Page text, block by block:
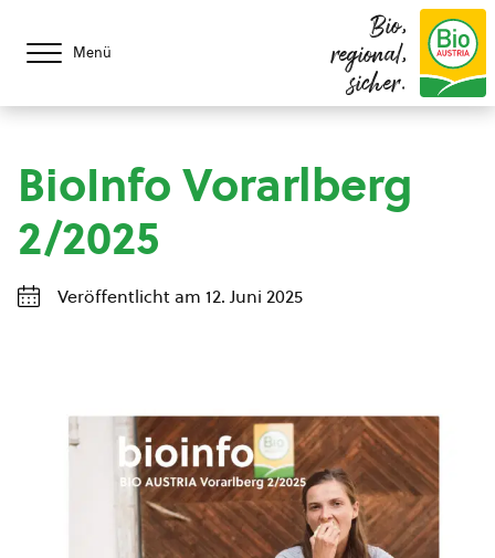
Menü
Bio,
regional,
sicher.
BioInfo Vorarlberg
2/2025
Veröffentlicht am 12. Juni 2025